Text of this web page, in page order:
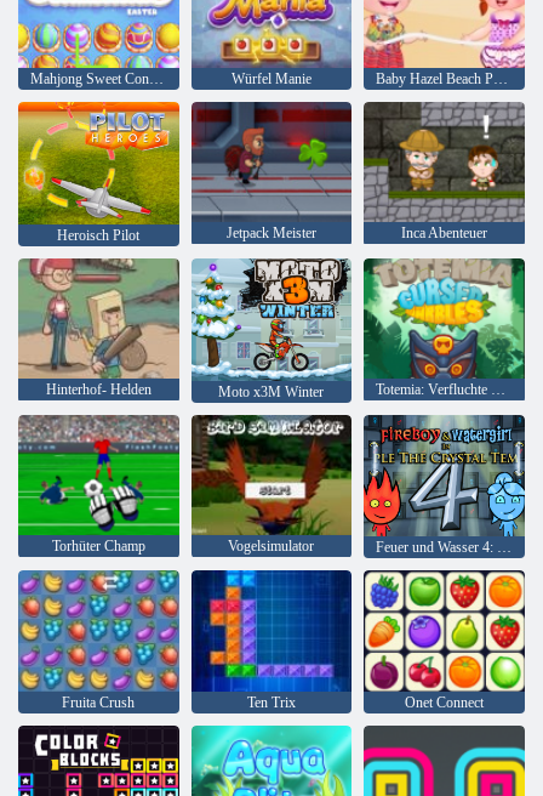
Mahjong Sweet Connection Ostern Würfel Manie Baby Hazel Beach Party
Heroisch Pilot Jetpack Meister Inca Abenteuer
Hinterhof- Helden Moto x3M Winter Totemia: Verfluchte Murmeln
Torhüter Champ Vogelsimulator Feuer und Wasser 4: Kristalltempel
Fruita Crush Ten Trix Onet Connect